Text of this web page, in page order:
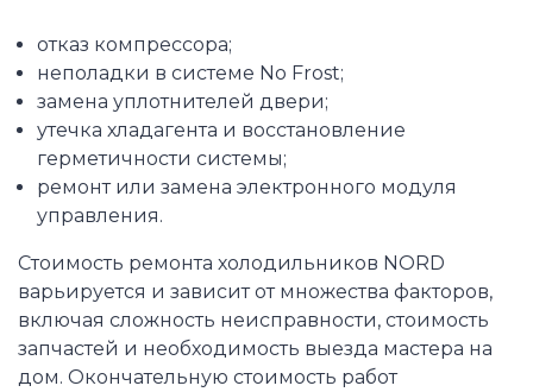
отказ компрессора;
неполадки в системе No Frost;
замена уплотнителей двери;
утечка хладагента и восстановление
герметичности системы;
ремонт или замена электронного модуля
управления.
Стоимость ремонта холодильников NORD
варьируется и зависит от множества факторов,
включая сложность неисправности, стоимость
запчастей и необходимость выезда мастера на
дом. Окончательную стоимость работ